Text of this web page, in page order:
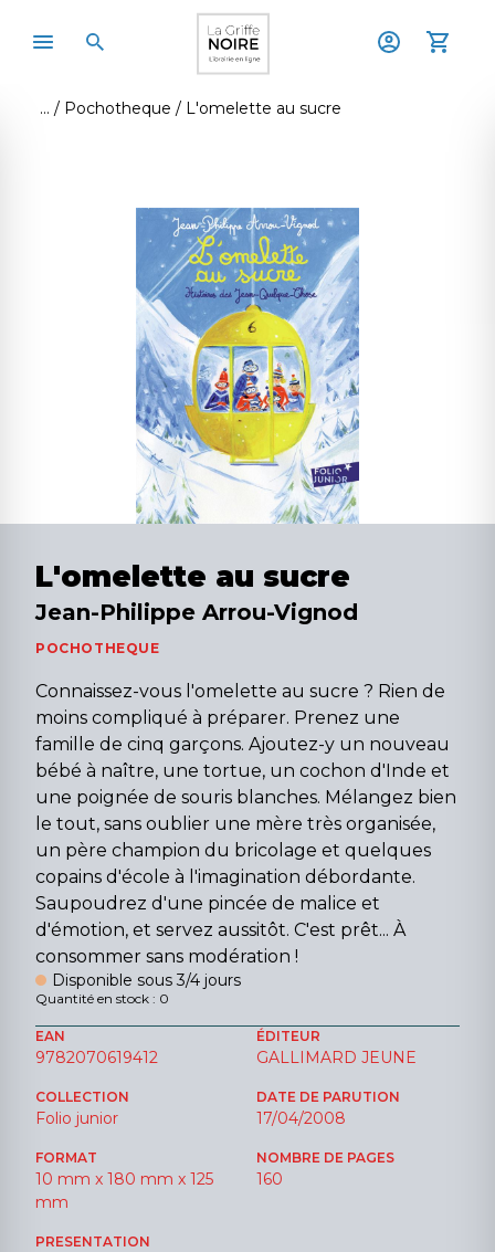
Pochotheque L'omelette au sucre
L'omelette au sucre
Jean-Philippe Arrou-Vignod
POCHOTHEQUE
Connaissez-vous l'omelette au sucre ? Rien de
moins compliqué à préparer. Prenez une
famille de cinq garçons. Ajoutez-y un nouveau
bébé à naître, une tortue, un cochon d'Inde et
une poignée de souris blanches. Mélangez bien
le tout, sans oublier une mère très organisée,
un père champion du bricolage et quelques
copains d'école à l'imagination débordante.
Saupoudrez d'une pincée de malice et
d'émotion, et servez aussitôt. C'est prêt... À
consommer sans modération !
Disponible sous 3/4 jours
Quantité en stock : 0
EAN
9782070619412
ÉDITEUR
GALLIMARD JEUNE
COLLECTION
Folio junior
DATE DE PARUTION
17/04/2008
FORMAT
10 mm x 180 mm x 125
mm
NOMBRE DE PAGES
160
PRESENTATION